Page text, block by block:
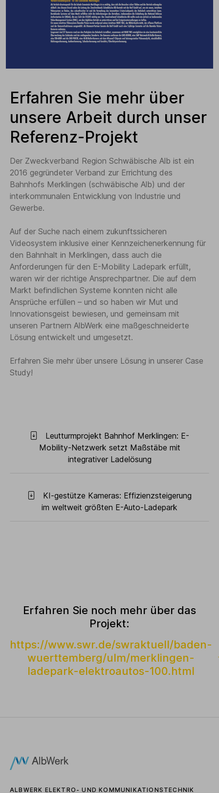
Erfahren Sie mehr über
unsere Arbeit durch unser
Referenz-Projekt
Der Zweckverband Region Schwäbische Alb ist ein
2016 gegründeter Verband zur Errichtung des
Bahnhofs Merklingen (schwäbische Alb) und der
interkommunalen Entwicklung von Industrie und
Gewerbe.
Auf der Suche nach einem zukunftssicheren
Videosystem inklusive einer Kennzeichenerkennung für
den Bahnhalt in Merklingen, dass auch die
Anforderungen für den E-Mobility Ladepark erfüllt,
waren wir der richtige Ansprechpartner. Die auf dem
Markt befindlichen Systeme konnten nicht alle
Ansprüche erfüllen – und so haben wir Mut und
Innovationsgeist bewiesen, und gemeinsam mit
unseren Partnern AlbWerk eine maßgeschneiderte
Lösung entwickelt und umgesetzt.
Erfahren Sie mehr über unsere Lösung in unserer Case
Study!
Leutturmprojekt Bahnhof Merklingen: E-
Mobility-Netzwerk setzt Maßstäbe mit
integrativer Ladelösung
KI-gestütze Kameras: Effizienzsteigerung
im weltweit größten E-Auto-Ladepark
Erfahren Sie noch mehr über das
Projekt:
https://www.swr.de/swraktuell/baden-
wuerttemberg/ulm/merklingen-
ladepark-elektroautos-100.html
ALBWERK ELEKTRO- UND KOMMUNIKATIONSTECHNIK